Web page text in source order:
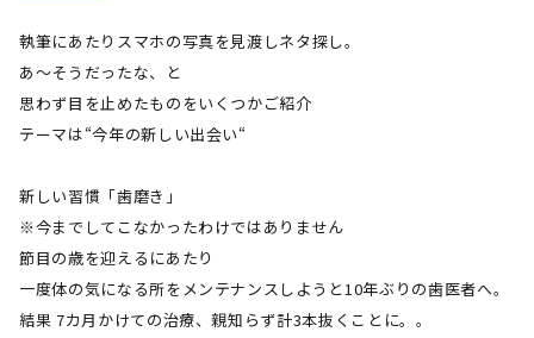
執筆にあたりスマホの写真を見渡しネタ探し。
あ～そうだったな、と
思わず目を止めたものをいくつかご紹介
テーマは“今年の新しい出会い“
新しい習慣「歯磨き」
※今までしてこなかったわけではありません
節目の歳を迎えるにあたり
一度体の気になる所をメンテナンスしようと10年ぶりの歯医者へ。
結果 7カ月かけての治療、親知らず計3本抜くことに。。